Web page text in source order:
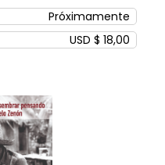
Próximamente
USD $ 18,00